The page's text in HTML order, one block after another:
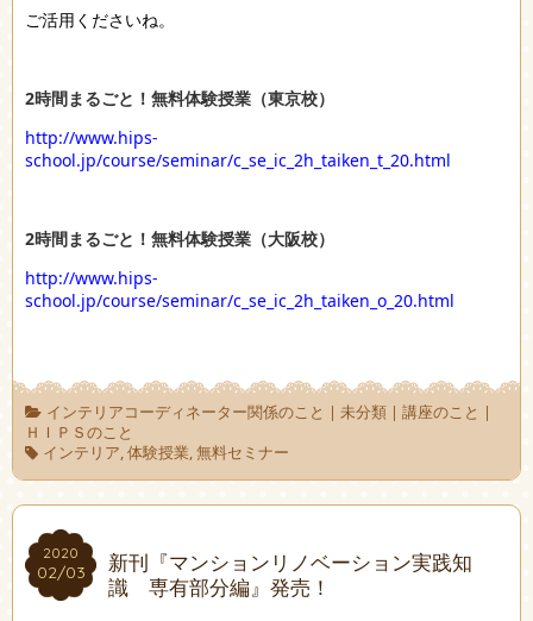
ご活用くださいね。
2時間まるごと！無料体験授業（東京校）
http://www.hips-
school.jp/course/seminar/c_se_ic_2h_taiken_t_20.html
2時間まるごと！無料体験授業（大阪校）
http://www.hips-
school.jp/course/seminar/c_se_ic_2h_taiken_o_20.html
インテリアコーディネーター関係のこと | 未分類| 講座のこと |
ＨＩＰＳのこと
インテリア,体験授業,無料セミナー
2020
02/03
2020
02/03
新刊『マンションリノベーション実践知
識 専有部分編』発売！